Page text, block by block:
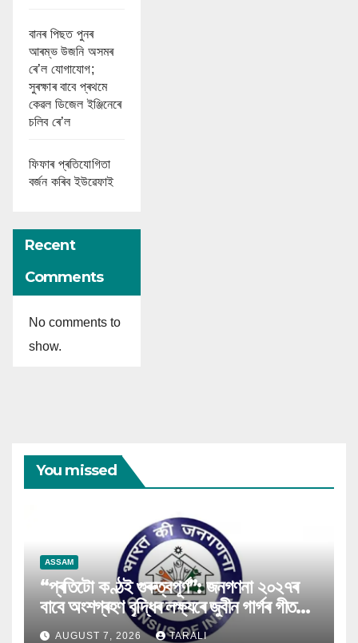
বানৰ পিছত পুনৰ
আৰম্ভ উজনি অসমৰ
ৰে’ল যোগাযোগ;
সুৰক্ষাৰ বাবে প্ৰথমে
কেৱল ডিজেল ইঞ্জিনেৰে
চলিব ৰে’ল
ফিফাৰ প্ৰতিযোগিতা
বৰ্জন কৰিব ইউৱেফাই
Recent
Comments
No comments to
show.
You missed
ASSAM
“প্ৰতিটো কণ্ঠই গুৰুত্বপূৰ্ণ”: জনগণনা ২০২৭ৰ
বাবে অংশগ্ৰহণ বৃদ্ধিৰ লক্ষ্যৰে জুবীন গাৰ্গৰ গীত
মুকলিAUGUST 7, 2026 TARALI